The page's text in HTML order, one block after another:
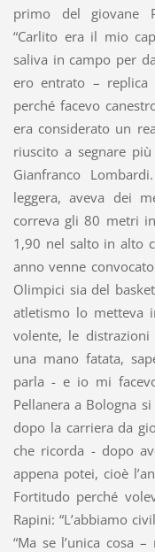
primo del giovane
“Carlito era il mio
saliva in campo per
ero entrato – replica
perché facevo
era considerato un
riuscito a segnare
Gianfranco
leggera, aveva dei
correva gli 80 metri
1,90 nel salto in alto
anno venne
Olimpici sia del
atletismo lo metteva
volente, le distrazioni
una mano fatata,
parla - e io mi
Pellanera a Bologna
dopo la carriera da
che ricorda - dopo
appena potei, cioè
Fortitudo perché
Rapini: “L’abbiamo
“Ma se l’unica cosa